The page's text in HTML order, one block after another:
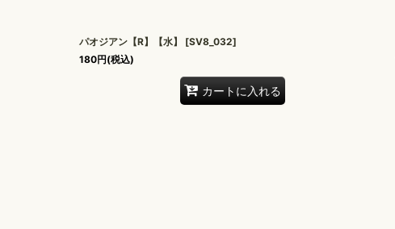
パオジアン【R】【水】 [SV8_032]
180円(税込)
カートに入れる